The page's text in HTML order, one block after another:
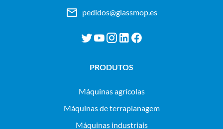
pedidos@glassmop.es
PRODUTOS
máquinas agrícolas
máquinas de terraplanagem
máquinas industriais